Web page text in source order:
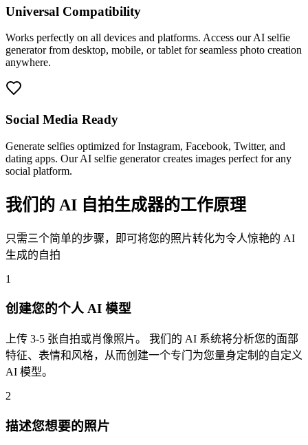
Universal Compatibility
Works perfectly on all devices and platforms. Access our AI selfie
generator from desktop, mobile, or tablet for seamless photo creation
anywhere.
Social Media Ready
Generate selfies optimized for Instagram, Facebook, Twitter, and
dating apps. Our AI selfie generator creates images perfect for any
social platform.
我们的 AI 自拍生成器的工作原理
只需三个简单的步骤，即可将您的照片转化为令人惊艳的 AI
生成的自拍
1
创建您的个人 AI 模型
上传 3-5 张自拍或肖像照片。 我们的 AI 系统将分析您的面部
特征、表情和风格，从而创建一个专门为您量身定制的自定义
AI 模型。
2
描述您想要的照片